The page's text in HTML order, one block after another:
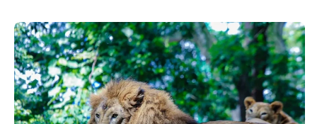
1 tahun lalu
Banyak Gugatan di
Pilkada 2024, Legislator
Ragukan SDM Bawaslu
10 bulan lalu
KPU
Keputusan
Capres-